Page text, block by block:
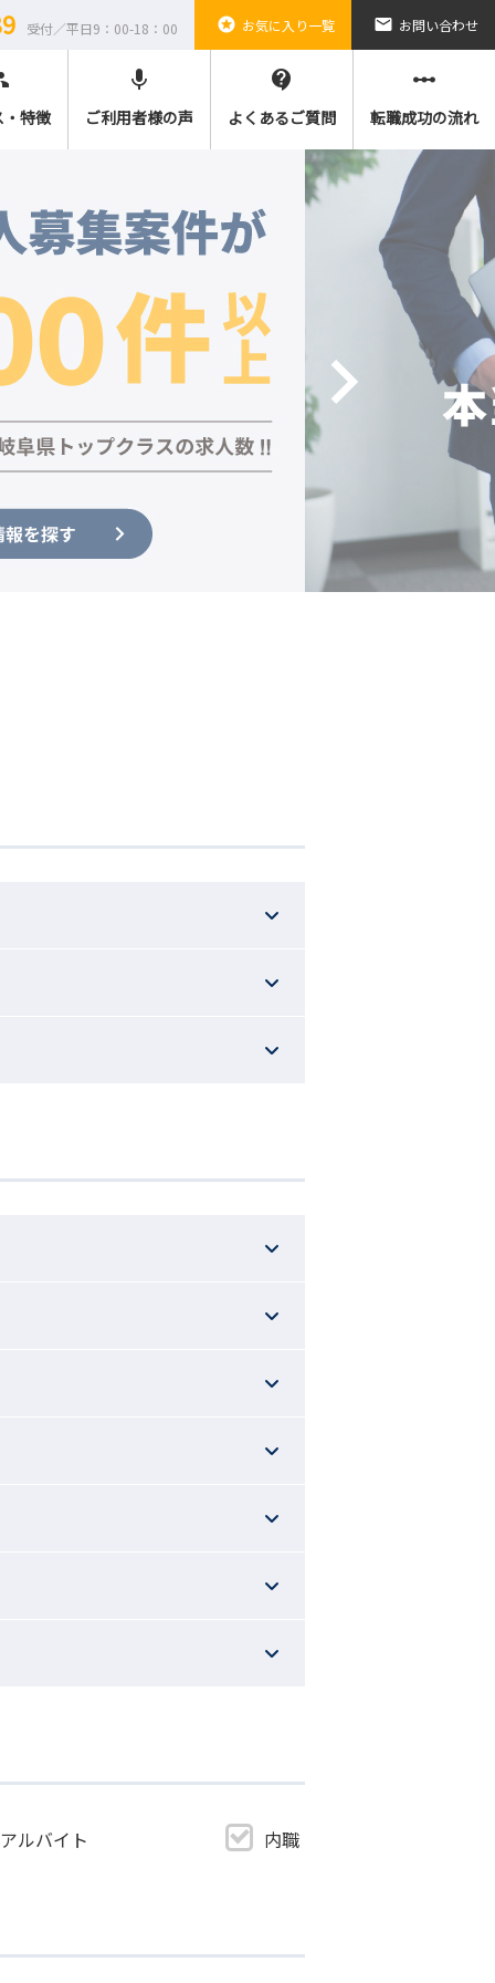
受付／平日9：00-18：00 stars お気に入り一覧 email お問い合わせ
特徴
mic
ご利用者様の声
contact_support
よくあるご質問
linear_scale
転職成功の流れ
ルバイト 内職